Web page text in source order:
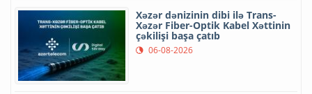
Xəzər dənizinin dibi ilə Trans-
Xəzər Fiber-Optik Kabel Xəttinin
çəkilişi başa çatıb
06-08-2026